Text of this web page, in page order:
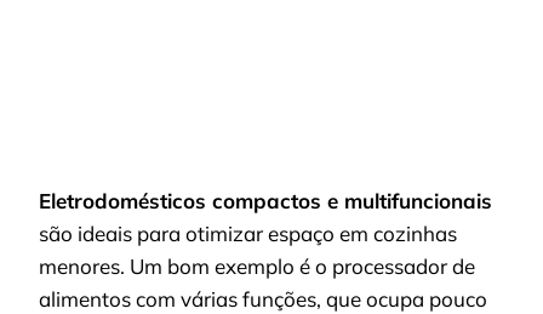
Eletrodomésticos compactos e multifuncionais
são ideais para otimizar espaço em cozinhas
menores. Um bom exemplo é o processador de
alimentos com várias funções, que ocupa pouco